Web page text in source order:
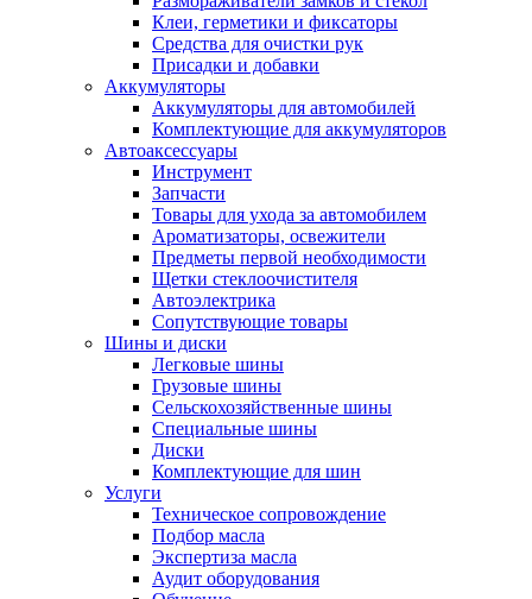
Клеи, герметики и фиксаторы
Средства для очистки рук
Присадки и добавки
Аккумуляторы
Аккумуляторы для автомобилей
Комплектующие для аккумуляторов
Автоаксессуары
Инструмент
Запчасти
Товары для ухода за автомобилем
Ароматизаторы, освежители
Предметы первой необходимости
Щетки стеклоочистителя
Автоэлектрика
Сопутствующие товары
Шины и диски
Легковые шины
Грузовые шины
Сельскохозяйственные шины
Специальные шины
Диски
Комплектующие для шин
Услуги
Техническое сопровождение
Подбор масла
Экспертиза масла
Аудит оборудования